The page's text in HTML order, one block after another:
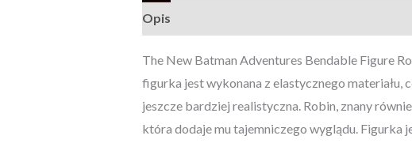
Opis
The New Batman Adventures Bendable Figure
figurka jest wykonana z elastycznego materiału,
jeszcze bardziej realistyczna. Robin, znany
która dodaje mu tajemniczego wyglądu. Figurka